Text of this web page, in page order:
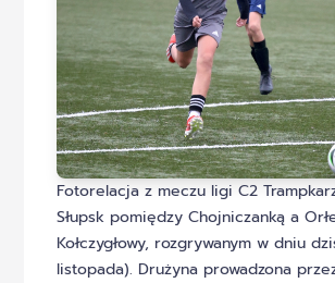
Fotorelacja z meczu ligi C2
Słupsk pomiędzy Chojniczanką a
Kołczygłowy, rozgrywanym w dniu
listopada). Drużyna prowadzona